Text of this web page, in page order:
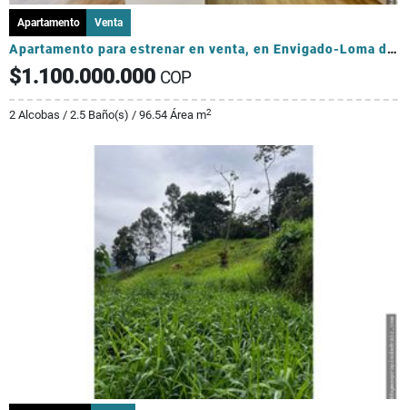
Apartamento Venta
Apartamento para estrenar en venta, en Envigado-Loma de los Mesa
$1.100.000.000 COP
2 Alcobas / 2.5 Baño(s) / 96.54 Área m2